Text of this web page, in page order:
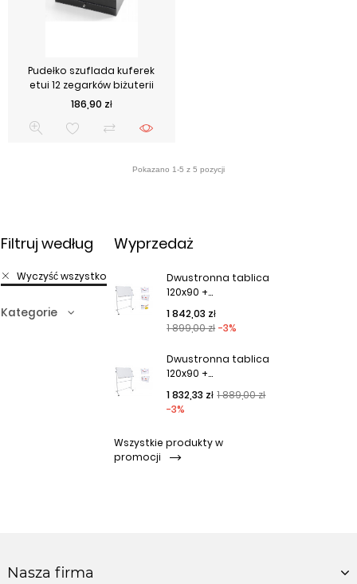
Pudełko szuflada kuferek
etui 12 zegarków biżuterii
Cena
186,90 zł
Filtruj według
Wyczyść wszystko
Kategorie
Wyprzedaż
Dwustronna tablica
120x90 +...
Cena podstawowa
1 899,00 zł -3%
Cena
1 842,03 zł
Dwustronna tablica
120x90 +...
Cena podstawowa
1 889,00 zł
-3%
Cena
1 832,33 zł
Wszystkie produkty w
promocji
Nasza firma